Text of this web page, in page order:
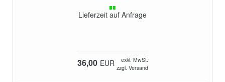
Lieferzeit auf Anfrage
36,00 EUR
exkl. MwSt.
zzgl. Versand